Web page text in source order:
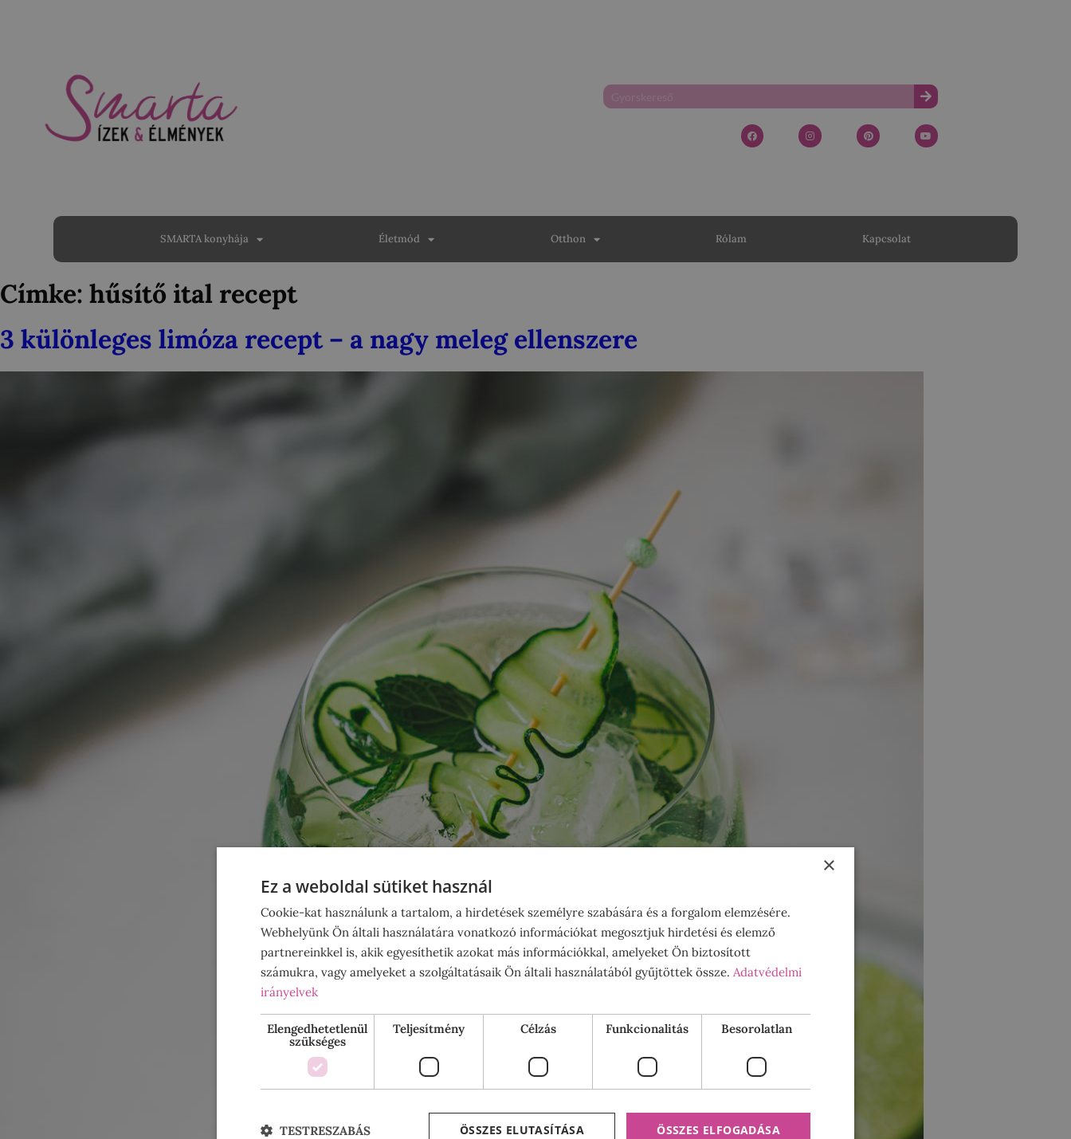
SMARTA konyhája Életmód Otthon Rólam Kapcsolat
Címke: hűsítő ital recept
3 különleges limóza recept – a nagy meleg ellenszere
×
Ez a weboldal sütiket használ
Cookie-kat használunk a tartalom, a hirdetések személyre szabására és a forgalom elemzésére.
Webhelyünk Ön általi használatára vonatkozó információkat megosztjuk hirdetési és elemző
partnereinkkel is, akik egyesíthetik azokat más információkkal, amelyeket Ön biztosított
számukra, vagy amelyeket a szolgáltatásaik Ön általi használatából gyűjtöttek össze. Adatvédelmi
irányelvek
Elengedhetetlenül
szükséges
Teljesítmény Célzás Funkcionalitás Besorolatlan
ÖSSZES ELFOGADÁSA
ÖSSZES ELUTASÍTÁSA
TESTRESZABÁS